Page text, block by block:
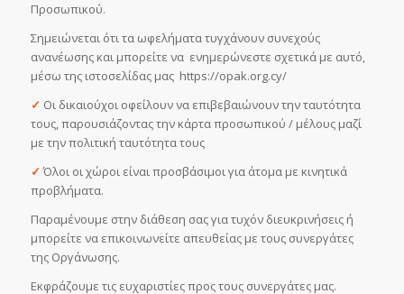
Προσωπικού.
Σημειώνεται ότι τα ωφελήματα τυγχάνουν συνεχούς
ανανέωσης και μπορείτε να ενημερώνεστε σχετικά με αυτό,
μέσω της ιστοσελίδας μας https://opak.org.cy/
✓ Οι δικαιούχοι οφείλουν να επιβεβαιώνουν την ταυτότητα
τους, παρουσιάζοντας την κάρτα προσωπικού / μέλους μαζί
με την πολιτική ταυτότητα τους
✓ Όλοι οι χώροι είναι προσβάσιμοι για άτομα με κινητικά
προβλήματα.
Παραμένουμε στην διάθεση σας για τυχόν διευκρινήσεις ή
μπορείτε να επικοινωνείτε απευθείας με τους συνεργάτες
της Οργάνωσης.
Εκφράζουμε τις ευχαριστίες προς τους συνεργάτες μας.